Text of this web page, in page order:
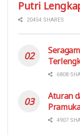
Putri
20454 SHARES
6808
Aturan
4907